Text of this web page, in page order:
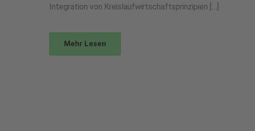
Integration von Kreislaufwirtschaftsprinzipien […]
Mehr Lesen